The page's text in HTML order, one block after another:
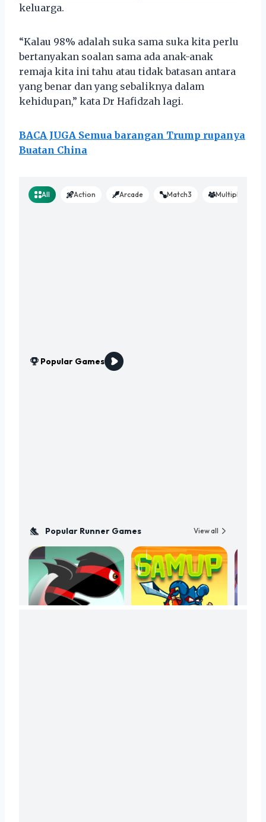
keluarga.
“Kalau 98% adalah suka sama suka kita perlu
bertanyakan soalan sama ada anak-anak
remaja kita ini tahu atau tidak batasan antara
yang benar dan yang sebaliknya dalam
kehidupan,” kata Dr Hafidzah lagi.
BACA JUGA Semua barangan Trump rupanya
Buatan China